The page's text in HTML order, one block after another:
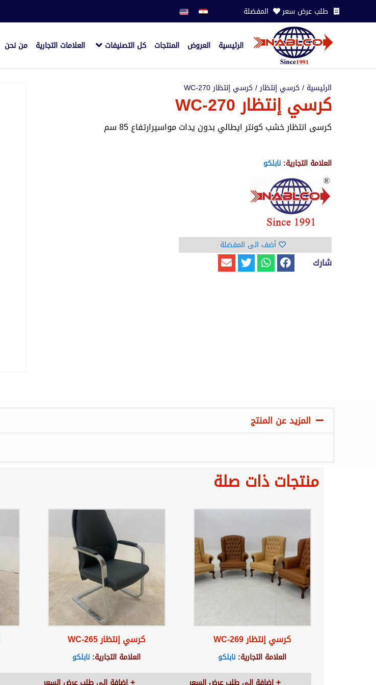
طلب عرض سعر المفضلة
الرئيسية العروض المنتجات كل التصنيفات العلامات التجارية من نحن
الرئيسية / كرسي إنتظار/ كرسي إنتظار WC-270
كرسي إنتظار WC-270
كرسى انتظار خشب كونتر ايطالي بدون يدات مواسيرارتفاع 85 سم
العلامة التجارية: نابلكو
أضف الى المفضلة
شارك
المزيد عن المنتج
منتجات ذات صلة
كرسي إنتظار WC-269
العلامة التجارية: نابلكو
كرسي إنتظار WC-265
العلامة التجارية: نابلكو